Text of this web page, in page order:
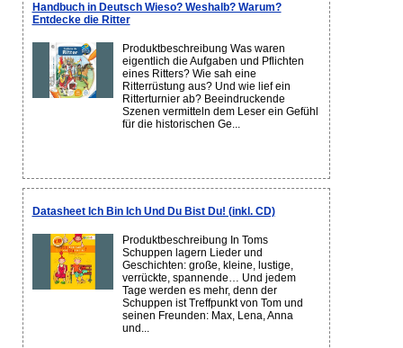
Handbuch in Deutsch Wieso? Weshalb? Warum?
Entdecke die Ritter
Produktbeschreibung Was waren
eigentlich die Aufgaben und Pflichten
eines Ritters? Wie sah eine
Ritterrüstung aus? Und wie lief ein
Ritterturnier ab? Beeindruckende
Szenen vermitteln dem Leser ein Gefühl
für die historischen Ge...
Datasheet Ich Bin Ich Und Du Bist Du! (inkl. CD)
Produktbeschreibung In Toms
Schuppen lagern Lieder und
Geschichten: große, kleine, lustige,
verrückte, spannende… Und jedem
Tage werden es mehr, denn der
Schuppen ist Treffpunkt von Tom und
seinen Freunden: Max, Lena, Anna
und...